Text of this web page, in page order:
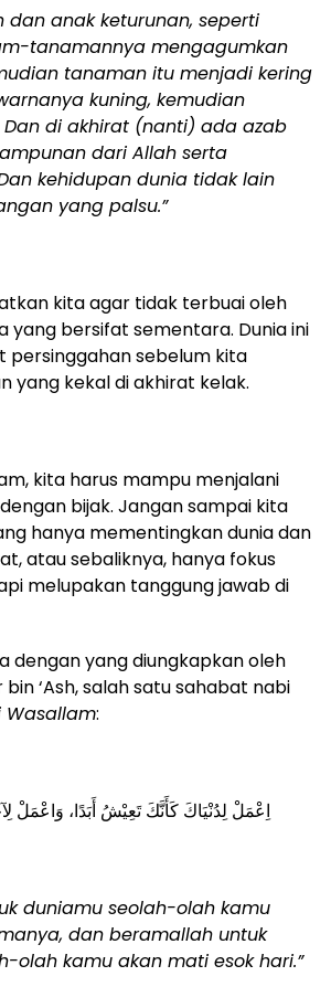
anak keturunan, seperti
tanamannya mengagumkan
tanaman itu menjadi kering
kuning, kemudian
di akhirat (nanti) ada azab
dari Allah serta
kehidupan dunia tidak lain
yang palsu.”
kita agar tidak terbuai oleh
yang bersifat sementara. Dunia ini
persinggahan sebelum kita
yang kekal di akhirat kelak.
kita harus mampu menjalani
bijak. Jangan sampai kita
hanya mementingkan dunia dan
atau sebaliknya, hanya fokus
melupakan tanggung jawab di
dengan yang diungkapkan oleh
‘Ash, salah satu sahabat nabi
Wasallam:
اِعْمَلْ لِدُنْيَاكَ كَأَنَّكَ تَعِيْشُ أَبَدًا، وَاعْمَلْ
duniamu seolah-olah kamu
dan beramallah untuk
olah kamu akan mati esok hari.”